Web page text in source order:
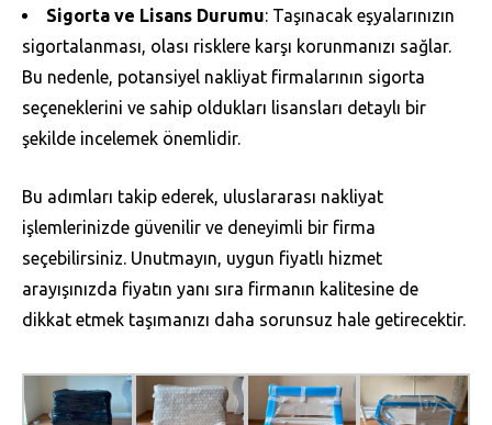
Sigorta ve Lisans Durumu: Taşınacak eşyalarınızın
sigortalanması, olası risklere karşı korunmanızı sağlar.
Bu nedenle, potansiyel nakliyat firmalarının sigorta
seçeneklerini ve sahip oldukları lisansları detaylı bir
şekilde incelemek önemlidir.
Bu adımları takip ederek, uluslararası nakliyat
işlemlerinizde güvenilir ve deneyimli bir firma
seçebilirsiniz. Unutmayın, uygun fiyatlı hizmet
arayışınızda fiyatın yanı sıra firmanın kalitesine de
dikkat etmek taşımanızı daha sorunsuz hale getirecektir.